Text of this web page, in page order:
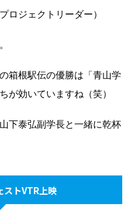
ロジェクトリーダー）
箱根駅伝の優勝は「青山学
が効いていますね（笑）
下泰弘副学長と一緒に乾杯
ストVTR上映